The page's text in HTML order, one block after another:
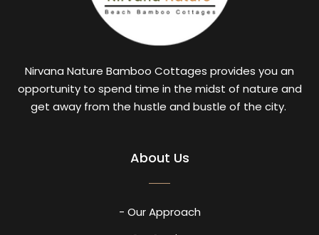
Nirvana Nature Bamboo Cottages provides you an
opportunity to spend time in the midst of nature and
get away from the hustle and bustle of the city.
About Us
- Our Approach